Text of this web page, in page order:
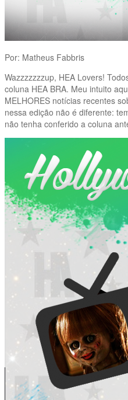
Por: Matheus Fabbris
Wazzzzzzzup, HEA Lovers!
coluna HEA BRA. Meu intuito
MELHORES notícias recentes
nessa edição não é diferente:
não tenha conferido a coluna